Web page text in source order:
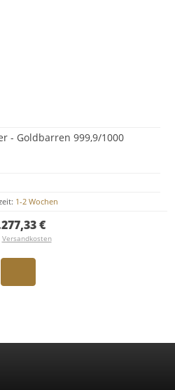
- Goldbarren 999,9/1000
1-2 Wochen
€
Versandkosten